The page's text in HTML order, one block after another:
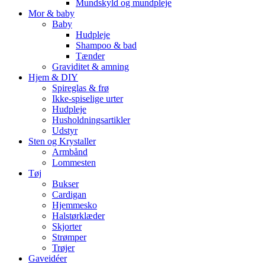
Mundskyld og mundpleje
Mor & baby
Baby
Hudpleje
Shampoo & bad
Tænder
Graviditet & amning
Hjem & DIY
Spireglas & frø
Ikke-spiselige urter
Hudpleje
Husholdningsartikler
Udstyr
Sten og Krystaller
Armbånd
Lommesten
Tøj
Bukser
Cardigan
Hjemmesko
Halstørklæder
Skjorter
Strømper
Trøjer
Gaveidéer